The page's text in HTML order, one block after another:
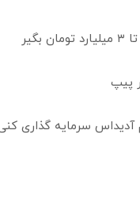
سرمایه گذاری